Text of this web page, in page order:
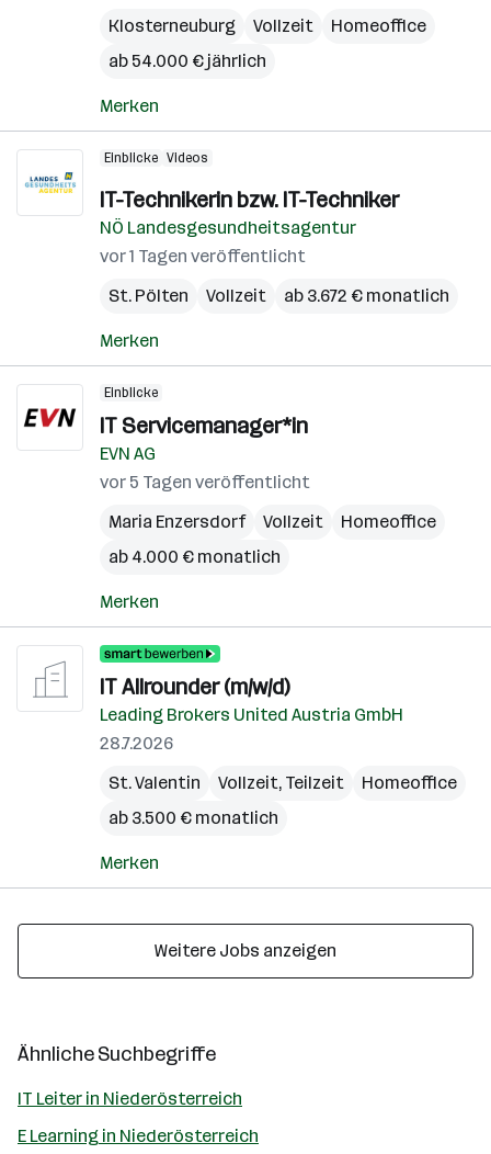
Klosterneuburg
Vollzeit
Homeoffice
ab 54.000 € jährlich
Merken
Einblicke Videos
IT-Technikerin bzw. IT-Techniker
NÖ Landesgesundheitsagentur
vor 1 Tagen veröffentlicht
St. Pölten
Vollzeit ab 3.672 € monatlich
Merken
Einblicke
IT Servicemanager*in
EVN AG
vor 5 Tagen veröffentlicht
Maria Enzersdorf
Vollzeit
Homeoffice
ab 4.000 € monatlich
Merken
IT Allrounder (m/w/d)
Leading Brokers United Austria GmbH
28.7.2026
St. Valentin
Vollzeit, Teilzeit
Homeoffice
ab 3.500 € monatlich
Merken
Weitere Jobs anzeigen
Ähnliche Suchbegriffe
IT Leiter in Niederösterreich
E Learning in Niederösterreich